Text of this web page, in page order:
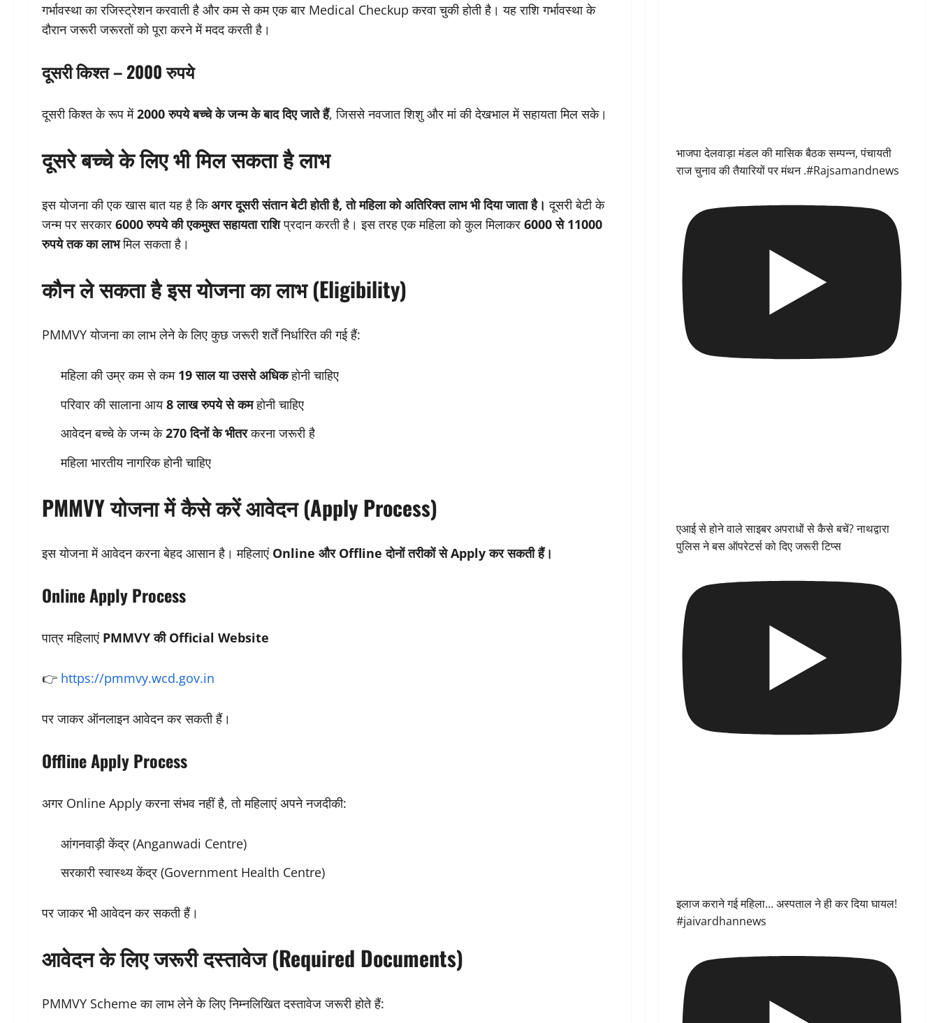
गर्भावस्था का रजिस्ट्रेशन करवाती है और कम से कम एक बार Medical Checkup करवा चुकी होती है। यह राशि गर्भावस्था के
दौरान जरूरी जरूरतों को पूरा करने में मदद करती है।
दूसरी किश्त – 2000 रुपये
दूसरी किश्त के रूप में2000 रुपये बच्चे के जन्म के बाद दिए जाते हैं, जिससे नवजात शिशु और मां की देखभाल में सहायता मिल सके।
दूसरे बच्चे के लिए भी मिल सकता है लाभ
इस योजना की एक खास बात यह है किअगर दूसरी संतान बेटी होती है, तो महिला को अतिरिक्त लाभ भी दिया जाता है। दूसरी बेटी के
जन्म पर सरकार 6000 रुपये की एकमुश्त सहायता राशिप्रदान करती है। इस तरह एक महिला को कुल मिलाकर 6000 से 11000
रुपये तक का लाभमिल सकता है।
कौन ले सकता है इस योजना का लाभ (Eligibility)
PMMVY योजना का लाभ लेने के लिए कुछ जरूरी शर्तें निर्धारित की गई हैं:
महिला की उम्र कम से कम 19 साल या उससे अधिकहोनी चाहिए
परिवार की सालाना आय8 लाख रुपये से कमहोनी चाहिए
आवेदन बच्चे के जन्म के270 दिनों के भीतरकरना जरूरी है
महिला भारतीय नागरिक होनी चाहिए
PMMVY योजना में कैसे करें आवेदन (Apply Process)
इस योजना में आवेदन करना बेहद आसान है। महिलाएं Online और Offline दोनों तरीकों से Apply कर सकती हैं।
Online Apply Process
पात्र महिलाएं PMMVY की Official Website
👉 https://pmmvy.wcd.gov.in
पर जाकर ऑनलाइन आवेदन कर सकती हैं।
Offline Apply Process
अगर Online Apply करना संभव नहीं है, तो महिलाएं अपने नजदीकी:
आंगनवाड़ी केंद्र (Anganwadi Centre)
सरकारी स्वास्थ्य केंद्र (Government Health Centre)
पर जाकर भी आवेदन कर सकती हैं।
आवेदन के लिए जरूरी दस्तावेज (Required Documents)
PMMVY Scheme का लाभ लेने के लिए निम्नलिखित दस्तावेज जरूरी होते हैं:
भाजपा देलवाड़ा मंडल की मासिक बैठक सम्पन्न, पंचायती
राज चुनाव की तैयारियों पर मंथन .#Rajsamandnews
एआई से होने वाले साइबर अपराधों से कैसे बचें? नाथद्वारा
पुलिस ने बस ऑपरेटर्स को दिए जरूरी टिप्स
इलाज कराने गई महिला... अस्पताल ने ही कर दिया घायल!
#jaivardhannews